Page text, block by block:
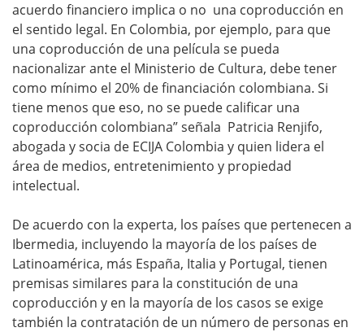
acuerdo financiero implica o no una coproducción en
el sentido legal. En Colombia, por ejemplo, para que
una coproducción de una película se pueda
nacionalizar ante el Ministerio de Cultura, debe tener
como mínimo el 20% de financiación colombiana. Si
tiene menos que eso, no se puede calificar una
coproducción colombiana” señala Patricia Renjifo,
abogada y socia de ECIJA Colombia y quien lidera el
área de medios, entretenimiento y propiedad
intelectual.
De acuerdo con la experta, los países que pertenecen a
Ibermedia, incluyendo la mayoría de los países de
Latinoamérica, más España, Italia y Portugal, tienen
premisas similares para la constitución de una
coproducción y en la mayoría de los casos se exige
también la contratación de un número de personas en